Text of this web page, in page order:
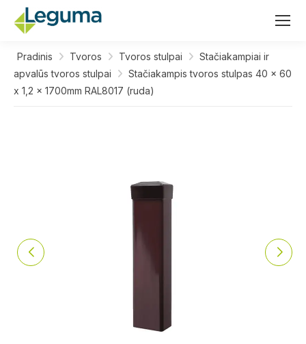
Pradinis Tvoros Tvoros stulpai
Stačiakampiai ir
apvalūs tvoros stulpai
Stačiakampis tvoros stulpas 40 x 60
x 1,2 x 1700mm RAL8017 (ruda)